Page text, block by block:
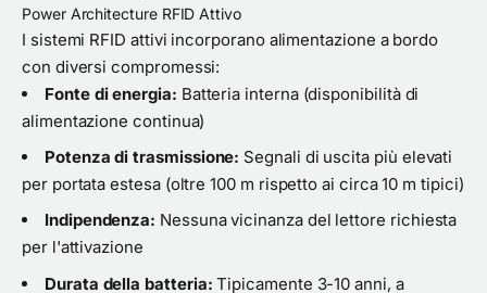
Power Architecture RFID Attivo
I sistemi RFID attivi incorporano alimentazione a bordo
con diversi compromessi:
Fonte di energia: Batteria interna (disponibilità di
alimentazione continua)
Potenza di trasmissione: Segnali di uscita più elevati
per portata estesa (oltre 100 m rispetto ai circa 10 m tipici)
Indipendenza: Nessuna vicinanza del lettore richiesta
per l'attivazione
Durata della batteria: Tipicamente 3-10 anni, a